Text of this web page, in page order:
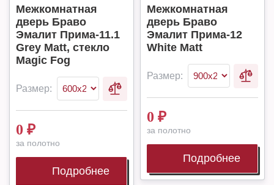
Межкомнатная
дверь Браво
Эмалит Прима-11.1
Grey Matt, стекло
Magic Fog
Размер:
0 ₽
за полотно
Подробнее
Межкомнатная
дверь Браво
Эмалит Прима-12
White Matt
Размер:
0 ₽
за полотно
Подробнее